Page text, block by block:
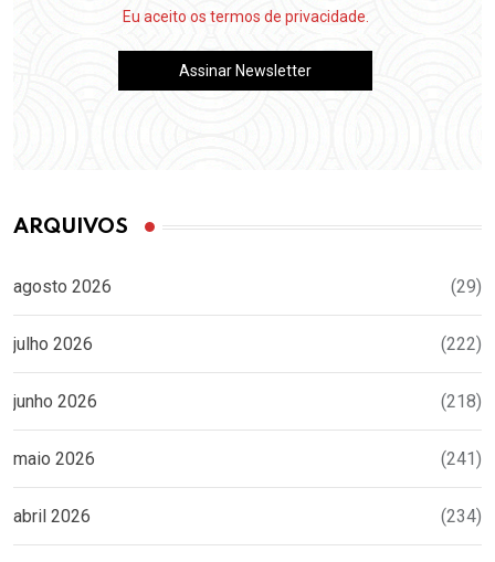
Eu aceito os termos de privacidade.
ARQUIVOS
agosto 2026 (29)
julho 2026 (222)
junho 2026 (218)
maio 2026 (241)
abril 2026 (234)